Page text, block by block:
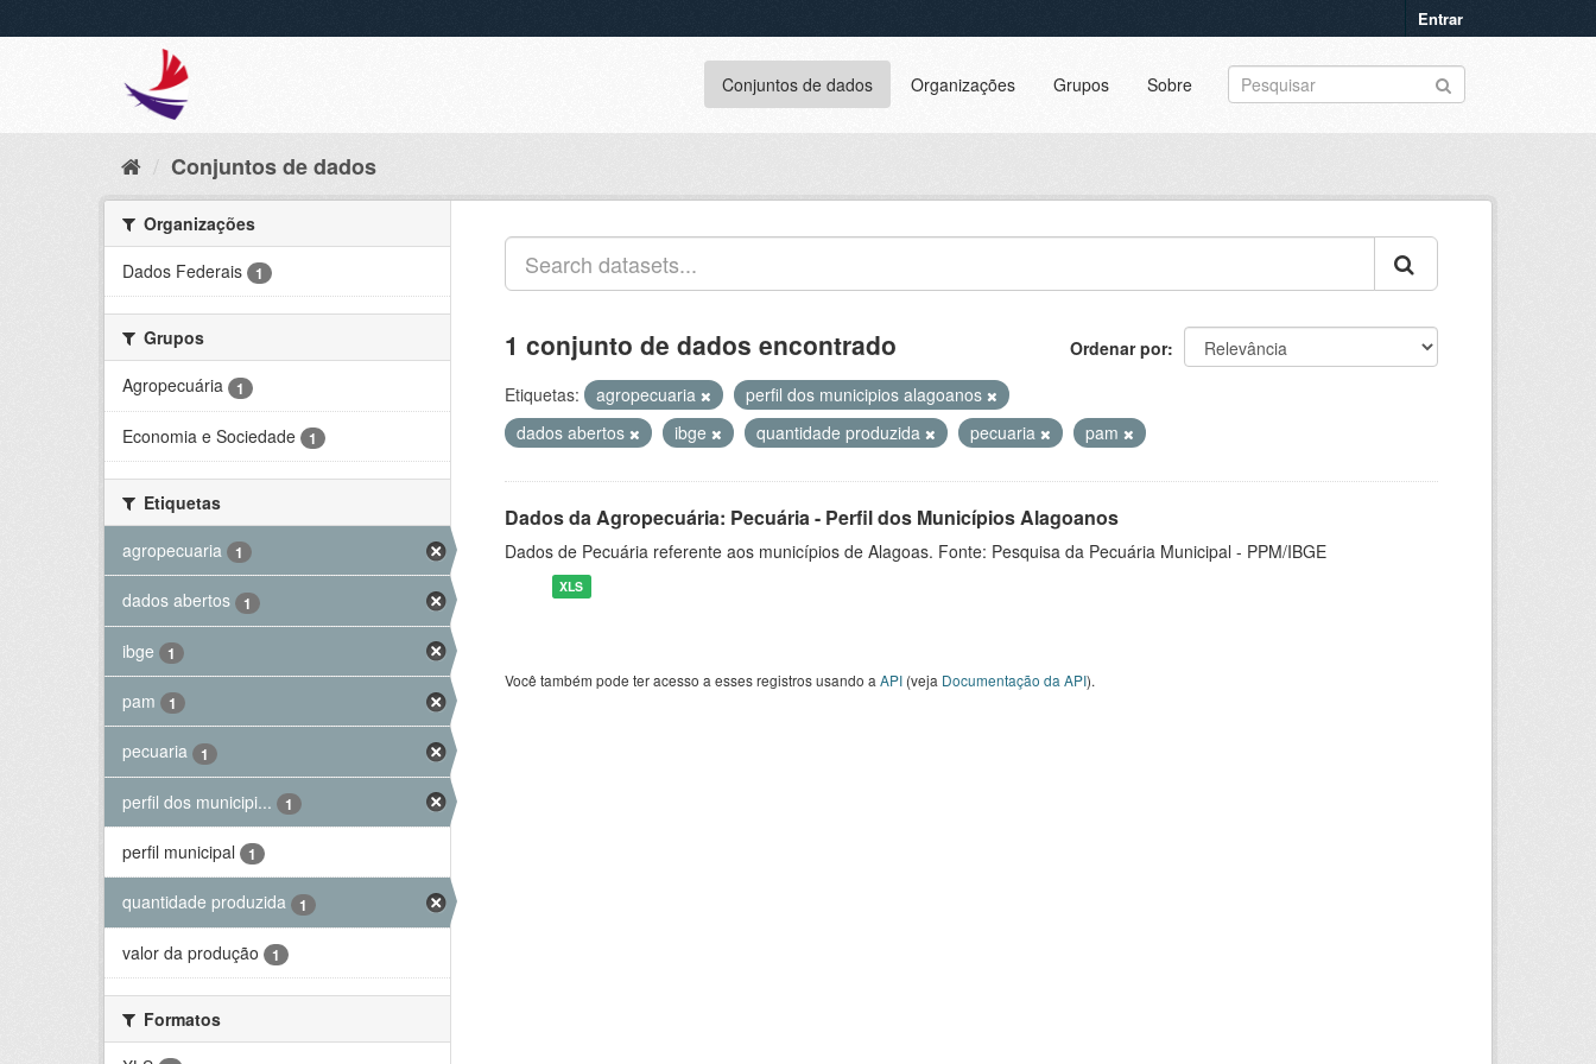
Entrar
Conjuntos de dados Organizações Grupos Sobre
Conjuntos de dados
Organizações
Dados Federais
1
Grupos
Agropecuária
1
Economia e Sociedade 1
Etiquetas
agropecuaria
1
dados abertos 1
ibge 1
pam 1
pecuaria 1
perfil dos municipi... 1
perfil municipal 1
quantidade produzida 1
valor da produção 1
Formatos
Ordenar por
1 conjunto de dados encontrado
Etiquetas: agropecuaria
perfil dos municipios alagoanos
dados abertos
ibge quantidade produzida pecuaria pam
Dados da Agropecuária: Pecuária - Perfil dos Municípios Alagoanos
Dados de Pecuária referente aos municípios de Alagoas. Fonte: Pesquisa da Pecuária Municipal - PPM/IBGE
XLS
Você também pode ter acesso a esses registros usando a API (veja Documentação da API).